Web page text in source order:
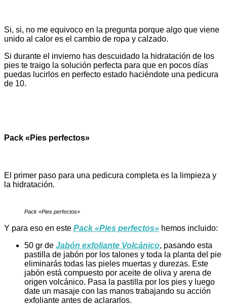
Si, si, no me equivoco en la pregunta porque algo que viene
unido al calor es el cambio de ropa y calzado.
Si durante el invierno has descuidado la hidratación de los
pies te traigo la solución perfecta para que en pocos días
puedas lucirlos en perfecto estado haciéndote una pedicura
de 10.
Pack «Pies perfectos»
El primer paso para una pedicura completa es la limpieza y
la hidratación.
Pack «Pies perfectos»
Y para eso en este Pack «Pies perfectos» hemos incluido:
50 gr de Jabón exfoliante Volcánico, pasando esta
pastilla de jabón por los talones y toda la planta del pie
eliminarás todas las pieles muertas y durezas. Este
jabón está compuesto por aceite de oliva y arena de
origen volcánico. Pasa la pastilla por los pies y luego
date un masaje con las manos trabajando su acción
exfoliante antes de aclararlos.